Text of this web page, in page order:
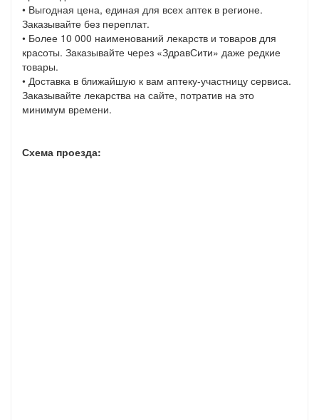
• Выгодная цена, единая для всех аптек в регионе.
Заказывайте без переплат.
• Более 10 000 наименований лекарств и товаров для
красоты. Заказывайте через «ЗдравСити» даже редкие
товары.
• Доставка в ближайшую к вам аптеку-участницу сервиса.
Заказывайте лекарства на сайте, потратив на это
минимум времени.
Схема проезда: